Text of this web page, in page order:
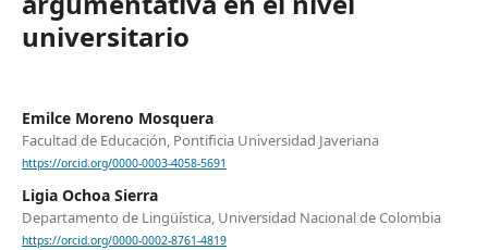
universitario
Emilce Moreno Mosquera
Facultad de Educación, Pontificia Universidad Javeriana
https://orcid.org/0000-0003-4058-5691
Ligia Ochoa Sierra
Departamento de Lingüística, Universidad Nacional de Colombia
https://orcid.org/0000-0002-8761-4819